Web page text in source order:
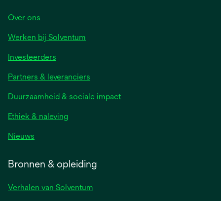
Over ons
Werken bij Solventum
Investeerders
Partners & leveranciers
Duurzaamheid & sociale impact
Ethiek & naleving
Nieuws
Bronnen & opleiding
Verhalen van Solventum